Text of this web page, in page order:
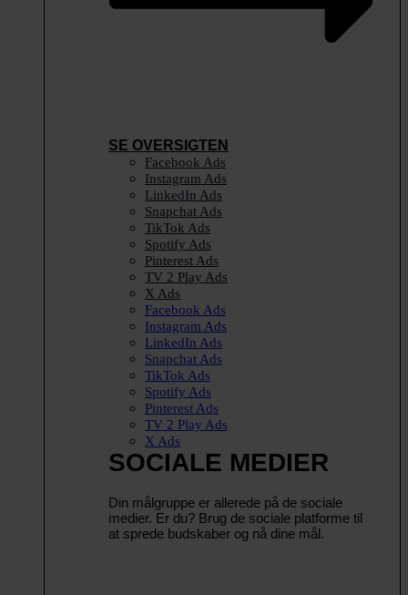
SE OVERSIGTEN
Facebook Ads
Instagram Ads
LinkedIn Ads
Snapchat Ads
TikTok Ads
Spotify Ads
Pinterest Ads
TV 2 Play Ads
X Ads
Facebook Ads
Instagram Ads
LinkedIn Ads
Snapchat Ads
TikTok Ads
Spotify Ads
Pinterest Ads
TV 2 Play Ads
X Ads
SOCIALE MEDIER
Din målgruppe er allerede på de sociale
medier. Er du? Brug de sociale platforme til
at sprede budskaber og nå dine mål.